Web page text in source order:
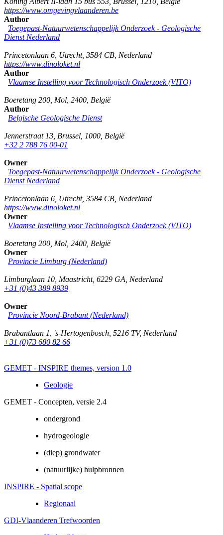
https://www.omgevingvlaanderen.be
Author
Toegepast-Natuurwetenschappelijk Onderzoek - Geologische
Dienst Nederland
Princetonlaan 6 Utrecht, 3584 CB Nederland
https://www.dinoloket.nl
Author
Vlaamse Instelling voor Technologisch Onderzoek (VITO)
Boeretang 200 Mol 2400 België
Author
Belgische Geologische Dienst
Jennerstraat 13 Brussel 1000 België
+32 2 788 76 00-01
Owner
Toegepast-Natuurwetenschappelijk Onderzoek - Geologische
Dienst Nederland
Princetonlaan 6 Utrecht, 3584 CB Nederland
https://www.dinoloket.nl
Owner
Vlaamse Instelling voor Technologisch Onderzoek (VITO)
Boeretang 200 Mol 2400 België
Owner
Provincie Limburg (Nederland)
Limburglaan 10 Maastricht, 6229 GA Nederland
+31 (0)43 389 8939
Owner
Provincie Noord-Brabant (Nederland)
Brabantlaan 1 's-Hertogenbosch 5216 TV, Nederland
+31 (0)73 680 82 66
GEMET - INSPIRE themes, version 1.0
Geologie
GEMET - Concepten, versie 2.4
ondergrond
hydrogeologie
(diep) grondwater
(natuurlijke) hulpbronnen
INSPIRE - Spatial scope
Regionaal
GDI-Vlaanderen Trefwoorden